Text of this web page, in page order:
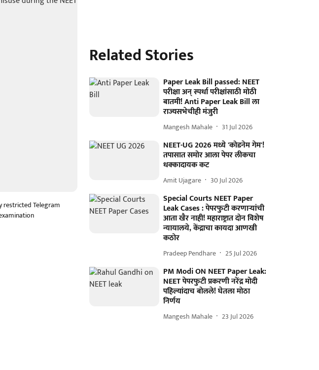
restricted Telegram
Related Stories
Paper Leak Bill passed: NEET
परीक्षा अन् स्पर्धा परीक्षांसाठी मोठी
बातमी! Anti Paper Leak Bill ला
राज्यसभेचीही मंजुरी
Mangesh Mahale 31 Jul 2026
NEET-UG 2026 मध्ये 'कोडनेम गेम'!
तपासात समोर आला पेपर लीकचा
धक्कादायक कट
Amit Ujagare 30 Jul 2026
Special Courts NEET Paper
Leak Cases : पेपरफुटी करणाऱ्यांची
आता खैर नाही! महाराष्ट्रात दोन विशेष
न्यायालये, केंद्राचा कायदा आणखी
कठोर
Pradeep Pendhare 25 Jul 2026
PM Modi ON NEET Paper Leak:
NEET पेपरफुटी प्रकरणी नरेंद्र मोदी
पहिल्यांदाच बोलले! घेतला मोठा
निर्णय
Mangesh Mahale 23 Jul 2026